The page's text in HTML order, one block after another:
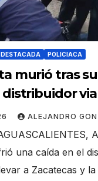
DESTACADA POLICIACA
murió tras
distribuidor
ALEJANDRO
una caída en el
a Zacatecas y la